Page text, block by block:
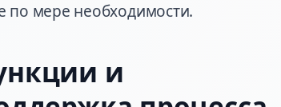
по мере необходимости.
и